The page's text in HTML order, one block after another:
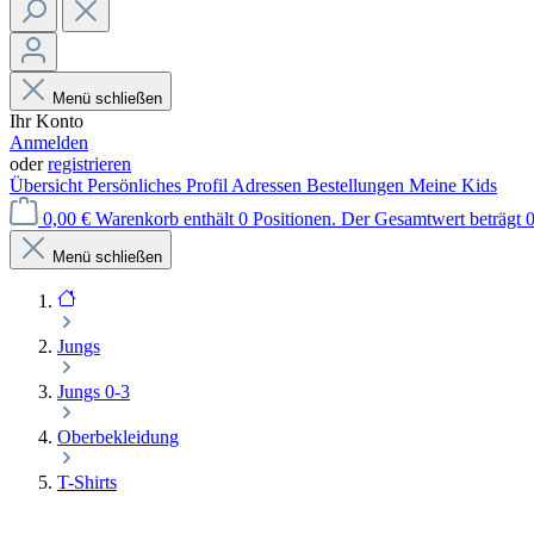
Menü schließen
Ihr Konto
Anmelden
oderregistrieren
Übersicht Persönliches Profil Adressen Bestellungen Meine Kids
0,00 € Warenkorb enthält 0 Positionen. Der Gesamtwert beträgt
Menü schließen
Jungs
Jungs 0-3
Oberbekleidung
T-Shirts